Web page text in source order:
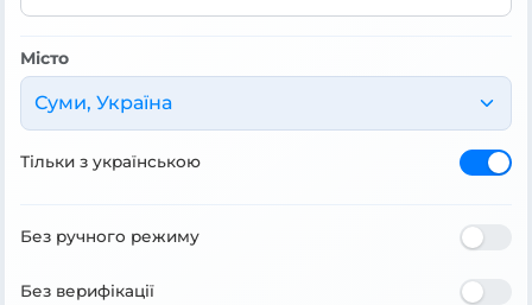
Місто
Суми, Україна
Тільки з українською
Без ручного режиму
Без верифікації